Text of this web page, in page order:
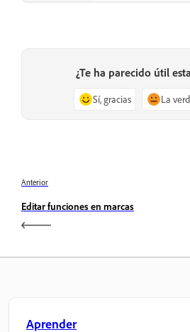
¿Te ha parecido útil
Sí, gracias La
Anterior
Editar funciones en marcas
Aprender